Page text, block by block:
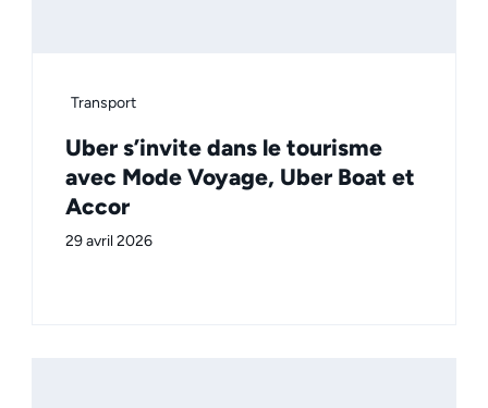
Transport
Uber s’invite dans le tourisme
avec Mode Voyage, Uber Boat et
Accor
29 avril 2026